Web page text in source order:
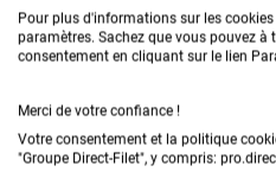
Toile perméable Cerise 1.55 x
1.80m
64,70 € 19,41 €
Pour plus d'informations sur les
paramètres. Sachez que vous pouvez
consentement en cliquant sur le lien
Merci de votre confiance !
Votre consentement et la politique
"Groupe Direct-Filet", y compris: